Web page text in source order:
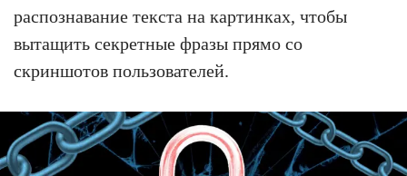
распознавание текста на картинках, чтобы
вытащить секретные фразы прямо со
скриншотов пользователей.